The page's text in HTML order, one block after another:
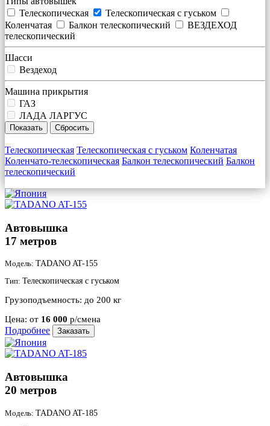
Телескопическая
Телескопическая с гуськом
Коленчатая
Балкон телескопический
ВЕЗДЕХОД
телескопический
Шасси
Вездеход
Машина прикрытия
ГАЗ
ЛАДА ЛАРГУС
Телескопическая Телескопическая с гуськом Коленчатая
Коленчато-телескопическая Балкон телескопический Балкон
телескопический
Автовышка
17 метров
Модель: TADANO AT-155
Тип: Телескопическая с гуськом
Грузоподъемность: до 200 кг
Цена: от 16 000 р/смена
Подробнее Заказать
Автовышка
20 метров
Модель: TADANO AT-185